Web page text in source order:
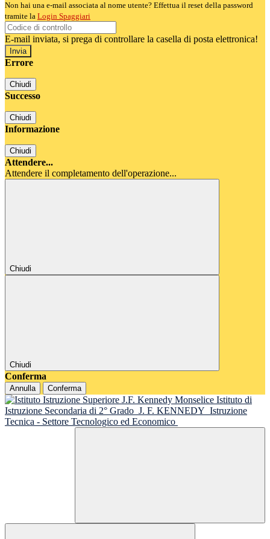
Non hai una e-mail associata al nome utente? Effettua il reset della password
tramite la Login Spaggiari
E-mail inviata, si prega di controllare la casella di posta elettronica!
Errore
Chiudi
Successo
Chiudi
Informazione
Chiudi
Attendere...
Attendere il completamento dell'operazione...
Chiudi
Chiudi
Conferma
Annulla Conferma
Istituto di
Istruzione Secondaria di 2° Grado J. F. KENNEDY Istruzione
Tecnica - Settore Tecnologico ed Economico